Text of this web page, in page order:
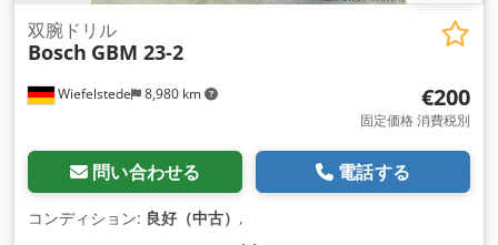
Wiefelstede 8,980 km
双腕ドリル
Bosch GBM 23-2
€200
固定価格 消費税別
問い合わせる 電話する
コンディション: 良好（中古） ,